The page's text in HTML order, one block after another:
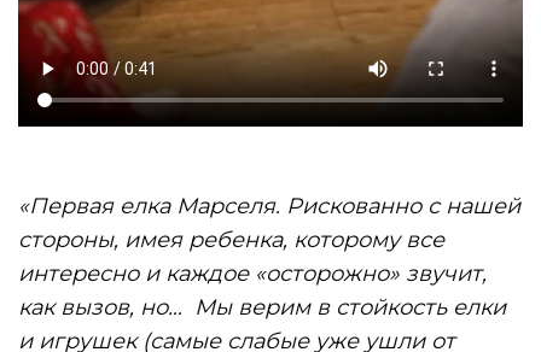
«Первая елка Марселя. Рискованно с нашей
стороны, имея ребенка, которому все
интересно и каждое «осторожно» звучит,
как вызов, но… Мы верим в стойкость елки
и игрушек (самые слабые уже ушли от